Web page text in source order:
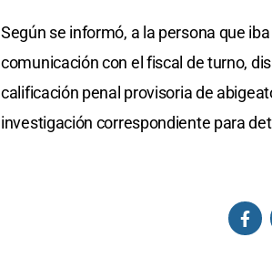
Según se informó, a la persona que
comunicación con el fiscal de turno,
calificación penal provisoria de
investigación correspondiente para